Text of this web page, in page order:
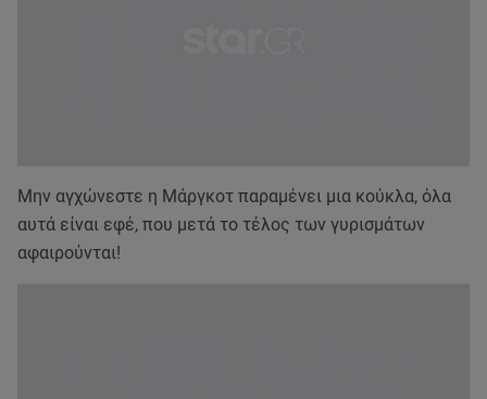
Μην αγχώνεστε η Μάργκοτ παραμένει μια κούκλα, όλα
αυτά είναι εφέ, που μετά το τέλος των γυρισμάτων
αφαιρούνται!